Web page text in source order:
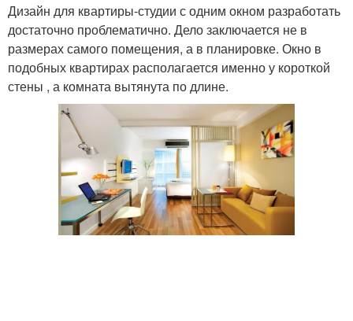
Дизайн для квартиры-студии с одним окном разработать
достаточно проблематично. Дело заключается не в
размерах самого помещения, а в планировке. Окно в
подобных квартирах располагается именно у короткой
стены , а комната вытянута по длине.